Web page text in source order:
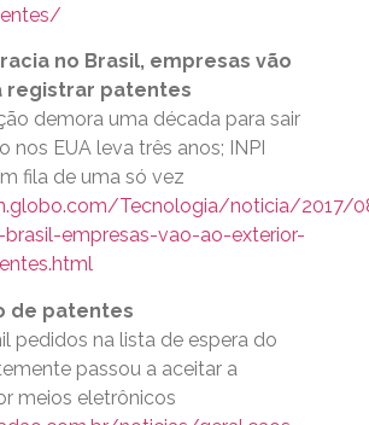
no Brasil, empresas vão
registrar patentes
demora uma década para sair
nos EUA leva três anos; INPI
fila de uma só vez
Tecnologia/noticia/2017/
empresas-vao-ao-exterior-
de patentes
pedidos na lista de espera do
passou a aceitar a
meios eletrônicos